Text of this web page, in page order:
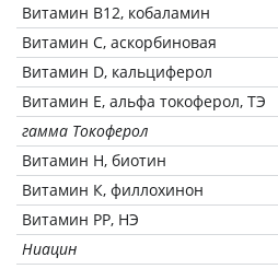
Витамин В12, кобаламин
Витамин C, аскорбиновая
Витамин D, кальциферол
Витамин Е, альфа токоферол, ТЭ
гамма Токоферол
Витамин Н, биотин
Витамин К, филлохинон
Витамин РР, НЭ
Ниацин